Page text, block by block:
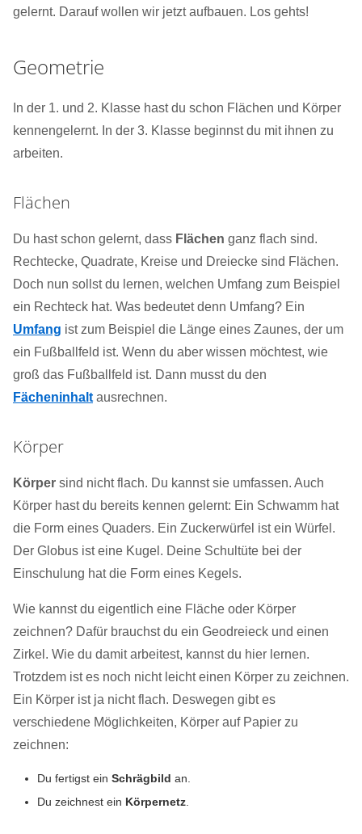
gelernt. Darauf wollen wir jetzt aufbauen. Los gehts!
Geometrie
In der 1. und 2. Klasse hast du schon Flächen und Körper
kennengelernt. In der 3. Klasse beginnst du mit ihnen zu
arbeiten.
Flächen
Du hast schon gelernt, dass Flächen ganz flach sind.
Rechtecke, Quadrate, Kreise und Dreiecke sind Flächen.
Doch nun sollst du lernen, welchen Umfang zum Beispiel
ein Rechteck hat. Was bedeutet denn Umfang? Ein
Umfang ist zum Beispiel die Länge eines Zaunes, der um
ein Fußballfeld ist. Wenn du aber wissen möchtest, wie
groß das Fußballfeld ist. Dann musst du den
Fächeninhalt ausrechnen.
Körper
Körper sind nicht flach. Du kannst sie umfassen. Auch
Körper hast du bereits kennen gelernt: Ein Schwamm hat
die Form eines Quaders. Ein Zuckerwürfel ist ein Würfel.
Der Globus ist eine Kugel. Deine Schultüte bei der
Einschulung hat die Form eines Kegels.
Wie kannst du eigentlich eine Fläche oder Körper
zeichnen? Dafür brauchst du ein Geodreieck und einen
Zirkel. Wie du damit arbeitest, kannst du hier lernen.
Trotzdem ist es noch nicht leicht einen Körper zu zeichnen.
Ein Körper ist ja nicht flach. Deswegen gibt es
verschiedene Möglichkeiten, Körper auf Papier zu
zeichnen:
Du fertigst ein Schrägbild an.
Du zeichnest ein Körpernetz.